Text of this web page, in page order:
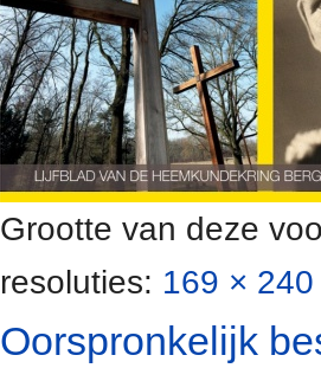
Grootte van deze
resoluties: 169 ×
Oorspronkelijk